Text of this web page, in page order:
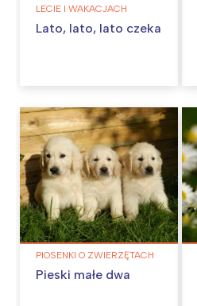
LECIE I WAKACJACH
Lato, lato, lato czeka
PIOSENKI O ZWIERZĘTACH
Pieski małe dwa